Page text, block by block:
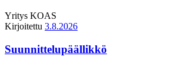
Yritys KOAS
Kirjoitettu 3.8.2026
Suunnittelupäällikkö